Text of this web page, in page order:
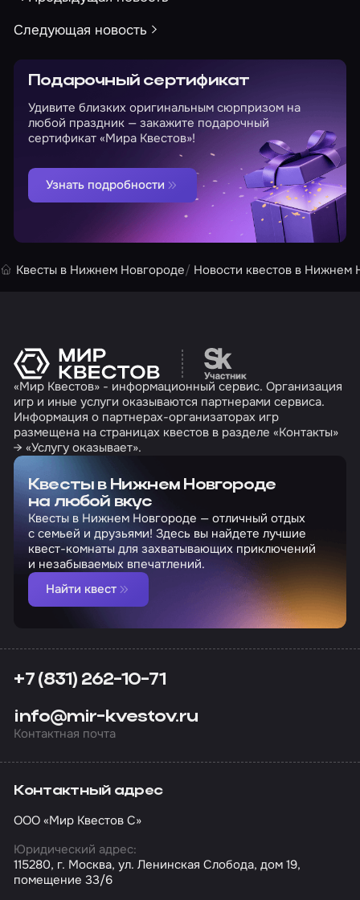
Следующая новость
Подарочный сертификат
Удивите близких оригинальным сюрпризом на
любой праздник — закажите подарочный
сертификат «Мира Квестов»!
Узнать подробности
Квесты в Нижнем Новгороде Новости квестов в Нижнем
Перейти на сайт
«Мир Квестов» - информационный сервис. Организация
игр и иные услуги оказываются партнерами сервиса.
Информация о партнерах-организаторах игр
размещена на страницах квестов в разделе «Контакты»
→ «Услугу оказывает».
Квесты в Нижнем Новгороде
на любой вкус
Квесты в Нижнем Новгороде — отличный отдых
с семьей и друзьями! Здесь вы найдете лучшие
квест-комнаты для захватывающих приключений
и незабываемых впечатлений.
Найти квест
+7 (831) 262-10-71
info@mir-kvestov.ru
Контактная почта
Контактный адрес
ООО «Мир Квестов С»
Юридический адрес:
115280, г. Москва, ул. Ленинская Слобода, дом 19,
помещение 33/6